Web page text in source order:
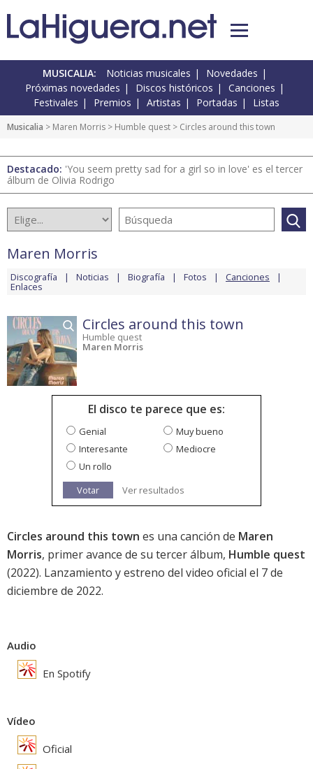
MUSICALIA: Noticias musicales
Novedades
Próximas novedades
Discos históricos
Canciones
Festivales
Premios Artistas Portadas Listas
Musicalia > Maren Morris > Humble quest > Circles around this town
Destacado: 'You seem pretty sad for a girl so in love' es el tercer
álbum de Olivia Rodrigo
Maren Morris
Discografía Noticias Biografía Fotos Canciones
Enlaces
Circles around this town
Humble quest
Maren Morris
El disco te parece que es:
Genial
Muy bueno
Interesante
Mediocre
Un rollo
Votar
Ver resultados
Circles around this town es una canción de Maren
Morris, primer avance de su tercer álbum, Humble quest
(2022). Lanzamiento y estreno del video oficial el 7 de
diciembre de 2022.
Audio
En Spotify
Vídeo
Oficial